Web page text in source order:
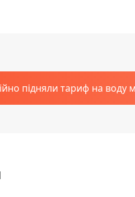
підняли тариф на воду